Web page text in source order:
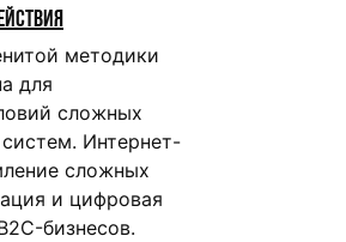
методики
для
сложных
Интернет-
сложных
и цифровая
бизнесов.